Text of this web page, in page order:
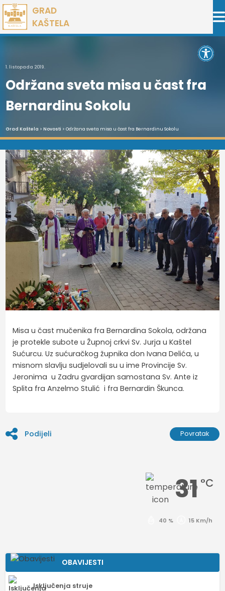
Preskoči
na
sadržaj
GRAD
KAŠTELA
1. listopada 2019.
Održana sveta misa u čast fra
Bernardinu Sokolu
Grad Kaštela > Novosti > Održana sveta misa u čast fra Bernardinu Sokolu
Misa u čast mučenika fra Bernardina Sokola, održana
je protekle subote u Župnoj crkvi Sv. Jurja u Kaštel
Sućurcu. Uz sućuračkog župnika don Ivana Delića, u
misnom slavlju sudjelovali su u ime Provincije Sv.
Jeronima u Zadru gvardijan samostana Sv. Ante iz
Splita fra Anzelmo Stulić i fra Bernardin Škunca.
Podijeli Povratak
31 °C
40 % 15 Km/h
OBAVIJESTI
Isključenja struje